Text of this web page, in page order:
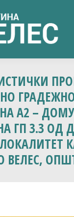
А2 –
ГП 3.3 ОД
ВЕЛЕС,